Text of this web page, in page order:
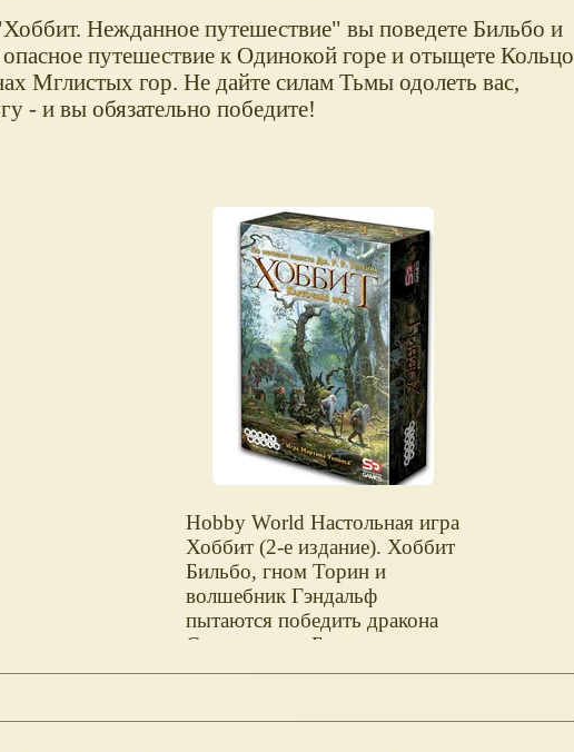
Нежданное путешествие" вы поведете Бильбо и
путешествие к Одинокой горе и отыщете Кольцо
Мглистых гор. Не дайте силам Тьмы одолеть вас,
- и вы обязательно победите!
Hobby World Настольная игра
Хоббит (2-е издание). Хоббит
Бильбо, гном Торин и
волшебник Гэндальф
пытаются победить дракона
Смога и орка Больга.